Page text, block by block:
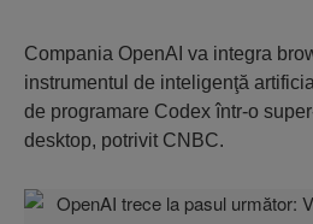
Compania OpenAI va integra
instrumentul de inteligenţă
de programare Codex într-o
desktop, potrivit CNBC.